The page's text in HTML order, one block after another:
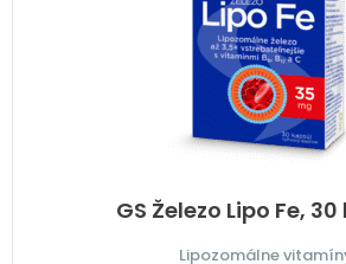
GS Železo Lipo Fe,
Lipozomálne